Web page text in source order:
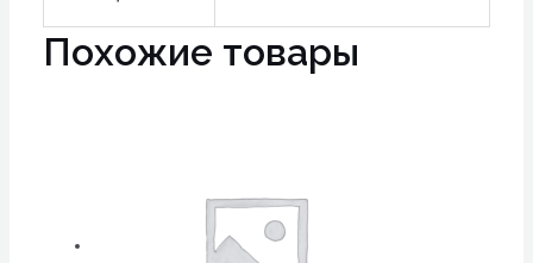
Похожие товары